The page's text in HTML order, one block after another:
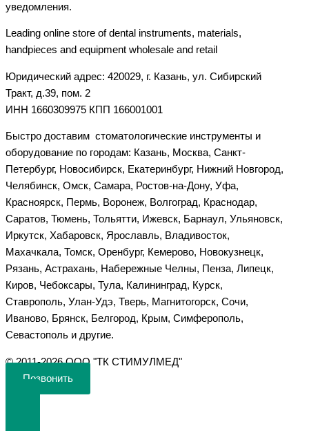
уведомления.
Leading online store of dental instruments, materials,
handpieces and equipment wholesale and retail
Юридический адрес: 420029, г. Казань, ул. Сибирский
Тракт, д.39, пом. 2
ИНН 1660309975 КПП 166001001
Быстро доставим стоматологические инструменты и
оборудование по городам: Казань, Москва, Санкт-
Петербург, Новосибирск, Екатеринбург, Нижний Новгород,
Челябинск, Омск, Самара, Ростов-на-Дону, Уфа,
Красноярск, Пермь, Воронеж, Волгоград, Краснодар,
Саратов, Тюмень, Тольятти, Ижевск, Барнаул, Ульяновск,
Иркутск, Хабаровск, Ярославль, Владивосток,
Махачкала, Томск, Оренбург, Кемерово, Новокузнецк,
Рязань, Астрахань, Набережные Челны, Пенза, Липецк,
Киров, Чебоксары, Тула, Калининград, Курск,
Ставрополь, Улан-Удэ, Тверь, Магнитогорск, Сочи,
Иваново, Брянск, Белгород, Крым, Симферополь,
Севастополь и другие.
©️ 2011-2026 ООО "ТК СТИМУЛМЕД"
Позвонить